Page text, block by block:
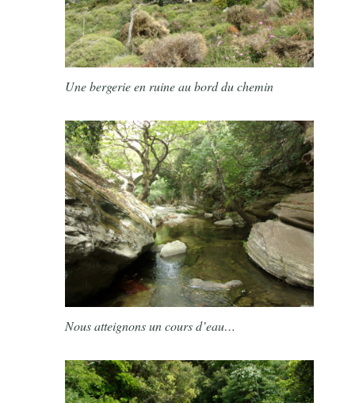
Une bergerie en ruine au bord du chemin
Nous atteignons un cours d’eau…